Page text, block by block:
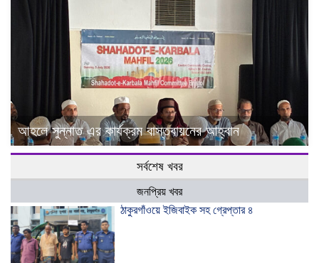
আহলে সুন্নাত এর কার্যক্রম বাস্তবায়নের আহ্বান
সর্বশেষ খবর
জনপ্রিয় খবর
ঠাকুরগাঁওয়ে ইজিবাইক সহ গ্রেপ্তার ৪